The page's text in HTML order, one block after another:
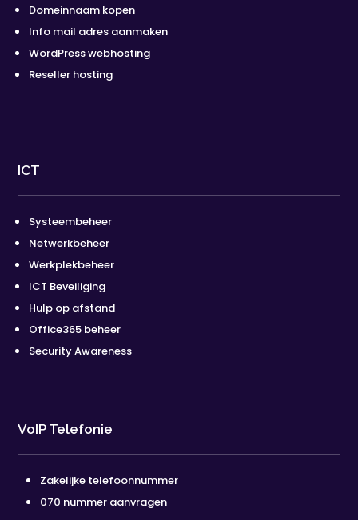
Domeinnaam kopen
Info mail adres aanmaken
WordPress webhosting
Reseller hosting
ICT
Systeembeheer
Netwerkbeheer
Werkplekbeheer
ICT Beveiliging
Hulp op afstand
Office365 beheer
Security Awareness
VoIP Telefonie
Zakelijke telefoonnummer
070 nummer aanvragen